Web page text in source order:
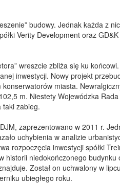
budowy. Jednak każda z
Verity Development oraz
wreszcie zbliża się ku
inwestycji. Nowy projekt
miasta.
m. Niestety Wojewódzka
taki zabieg.
zaprezentowano w 2011 r.
uchybienia w analizie
rozpoczęcia inwestycji spółki
historii niedokończonego budynku
Został on uchwalony w
ubiegłego roku.